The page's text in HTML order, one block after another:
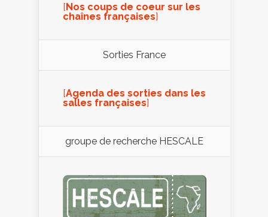
[Nos coups de coeur sur les
chaînes françaises]
Sorties France
[Agenda des sorties dans les
salles françaises]
groupe de recherche HESCALE